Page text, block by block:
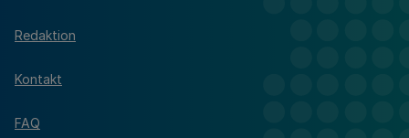
Redaktion
Kontakt
FAQ